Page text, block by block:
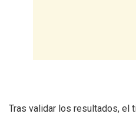
Tras validar los resultados, el